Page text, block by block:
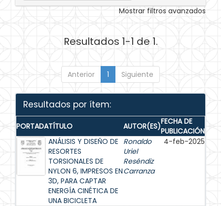
Mostrar filtros avanzados
Resultados 1-1 de 1.
Anterior 1 Siguiente
Resultados por ítem:
PORTADATÍTULO AUTOR(ES)FECHA DE
PUBLICACIÓN
ANÁLISIS Y DISEÑO DE
RESORTES
TORSIONALES DE
NYLON 6, IMPRESOS EN
3D, PARA CAPTAR
ENERGÍA CINÉTICA DE
UNA BICICLETA
Ronaldo
Uriel
Reséndiz
Carranza
4-feb-2025